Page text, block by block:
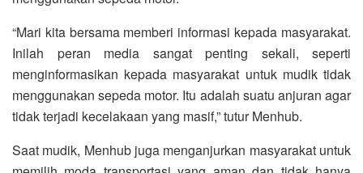
“Mari kita bersama memberi informasi kepada masyarakat.
Inilah peran media sangat penting sekali, seperti
menginformasikan kepada masyarakat untuk mudik tidak
menggunakan sepeda motor. Itu adalah suatu anjuran agar
tidak terjadi kecelakaan yang masif,” tutur Menhub.
Saat mudik, Menhub juga menganjurkan masyarakat untuk